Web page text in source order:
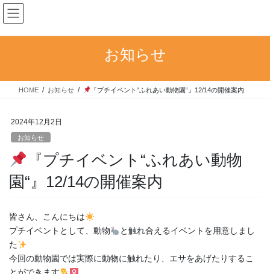
コ
ン
ス
ナ
ビ
ン
お知らせ
HOME お知らせ 『プチイベント“ふれあい動物園“』12/14の開催案内
2024年12月2日
お知らせ
『プチイベント“ふれあい動物
園“』12/14の開催案内
皆さん、こんにちは
プチイベントとして、動物
と触れ合えるイベントを用意しまし
た
今回の動物園では実際に動物に触れたり、エサをあげたりするこ